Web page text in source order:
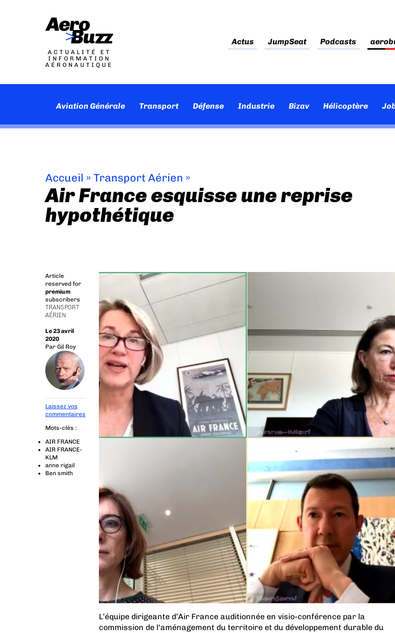
ACTUALITÉ ET
INFORMATION
AÉRONAUTIQUE
Actus JumpSeat Podcasts
Aviation Générale Transport Défense Industrie Bizav Hélicoptère
Accueil » Transport Aérien »
Air France esquisse une reprise
hypothétique
Article
reserved for
premium
subscribers
TRANSPORT
AÉRIEN
Le 23 avril
2020
Par Gil Roy
Laissez vos
commentaires
Mots-clés :
AIR FRANCE
AIR FRANCE-
KLM
anne rigail
Ben smith
L’équipe dirigeante d’Air France auditionnée en visio-conférence par la
commission de l'aménagement du territoire et du développement durable du